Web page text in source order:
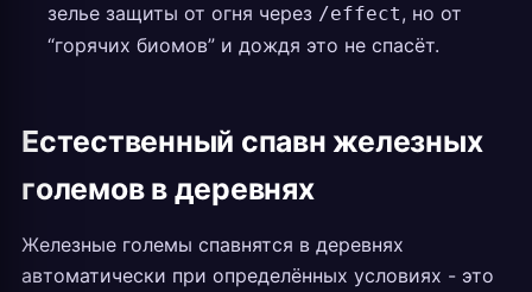
зелье защиты от огня через /effect, но от
“горячих биомов” и дождя это не спасёт.
Естественный спавн железных
големов в деревнях
Железные големы спавнятся в деревнях
автоматически при определённых условиях - это